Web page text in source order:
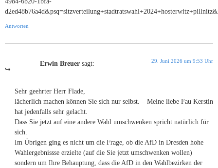
Antworten
Erwin Breuer sagt: 29. Juni 2026 um 9:53 Uhr
Sehr geehrter Herr Flade,
lächerlich machen können Sie sich nur selbst. – Meine liebe Fau Kerstin
hat jedenfalls sehr gelacht.
Dass Sie jetzt auf eine andere Wahl umschwenken spricht natürlich für
sich.
Im Übrigen ging es nicht um die Frage, ob die AfD in Dresden hohe
Wahlergebnissse erzielte (auf die Sie jetzt umschwenken wollen)
sondern um Ihre Behauptung, dass die AfD in den Wahlbezirken der